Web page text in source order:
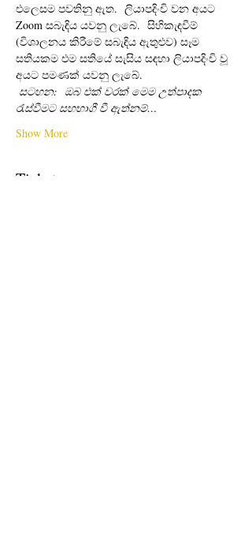
එලෙසම පවතිනු ඇත.  ලියාපදිංචි වන අයට
Zoom සබැඳිය යවනු ලැබේ.  සිහිකැඳවීම්
(විශාලනය කිරීමේ සබැඳිය ඇතුළුව) සෑම
සතියකම එම සතියේ සැසිය සඳහා ලියාපදිංචි වූ
අයට පමණක් යවනු ලැබේ.
සටහන: ඔබ එක් වරක් මෙම උත්පාදක
රැස්වීමට සහභාගී වී ඇත්නම්…
Show More
Tickets